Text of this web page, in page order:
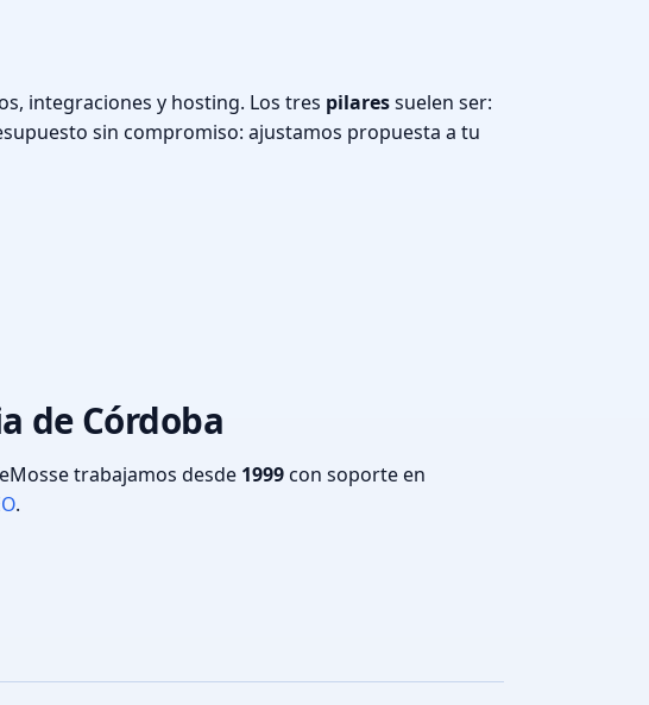
integraciones y hosting. Los tres pilaressuelen ser:
sin compromiso: ajustamos propuesta a tu
de Córdoba
trabajamos desde 1999con soporte en
.